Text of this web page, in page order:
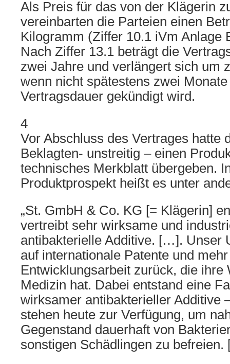
Als Preis für das von der Klägerin
vereinbarten die Parteien einen
Kilogramm (Ziffer 10.1 iVm Anlage
Nach Ziffer 13.1 beträgt die
zwei Jahre und verlängert sich um
wenn nicht spätestens zwei
Vertragsdauer gekündigt wird.
4
Vor Abschluss des Vertrages hatte
Beklagten- unstreitig – einen
technisches Merkblatt übergeben.
Produktprospekt heißt es unter
„St. GmbH & Co. KG [= Klägerin]
vertreibt sehr wirksame und
antibakterielle Additive. […]. Unser
auf internationale Patente und
Entwicklungsarbeit zurück, die ihre
Medizin hat. Dabei entstand eine
wirksamer antibakterieller Additive
stehen heute zur Verfügung, um
Gegenstand dauerhaft von
sonstigen Schädlingen zu